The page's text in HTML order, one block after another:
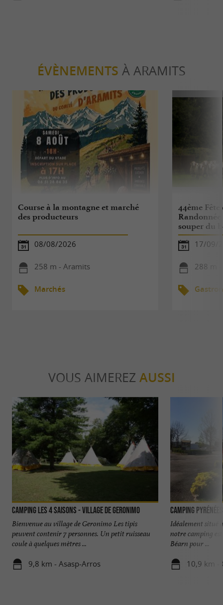
ÉVÈNEMENTS À ARAMITS
Course à la montagne et marché
des producteurs
08/08/2026
258 m - Aramits
Marchés
44ème Fête
souper du
17/09/
288 m
VOUS AIMEREZ AUSSI
Camping les 4 Saisons - Village de Geronimo
Bienvenue au village de Geronimo Les tipis
peuvent contenir 7 personnes. Un petit ruisseau
coule à quelques mètres ...
9,8 km - Asasp-Arros
Camping
Idéalement situé
notre camping
Béarn pour ...
10,9 km -